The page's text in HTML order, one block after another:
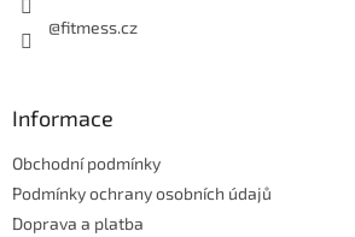
@fitmess.cz
Informace
Obchodní podmínky
Podmínky ochrany osobních údajů
Doprava a platba